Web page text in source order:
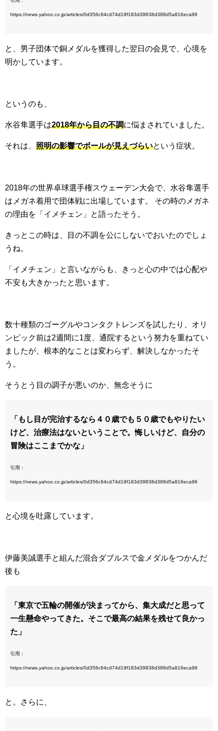
https://news.yahoo.co.jp/articles/0d356c64cd74d19f183d39838d388d5a816eca96
と、男子団体で銅メダルを獲得した翌日の会見で、心境を
明かしています。
というのも、
水谷隼選手は2018年から目の不調に悩まされていました。
それは、 照明の影響でボールが見えづらいという症状。
2018年の世界卓球選手権スウェーデン大会で、水谷隼選手
はメガネ着用で団体戦に出場しています。 その時のメガネ
の理由を「イメチェン」と語ったそう。
きっとこの時は、目の不調を公にしないでおいたのでしょ
うね。
「イメチェン」と言いながらも、きっと心の中では心配や
不安も大きかったと思います。
数十種類のゴーグルやコンタクトレンズを試したり、オリ
ンピック前は2週間に1度、通院するという努力を重ねてい
ましたが、根本的なことは変わらず、解決しなかったそ
う。
そうとう目の調子が悪いのか、無念そうに
「もし目が完治するなら４０歳でも５０歳でもやりたい
けど、治療法はないということで。悔しいけど、自分の
冒険はここまでかな」
引用：
https://news.yahoo.co.jp/articles/0d356c64cd74d19f183d39838d388d5a816eca96
と心境を吐露しています。
伊藤美誠選手と組んだ混合ダブルスで金メダルをつかんだ
後も
「東京で五輪の開催が決まってから、集大成だと思って
一生懸命やってきた。そこで最高の結果を残せて良かっ
た」
引用：
https://news.yahoo.co.jp/articles/0d356c64cd74d19f183d39838d388d5a816eca96
と。さらに、